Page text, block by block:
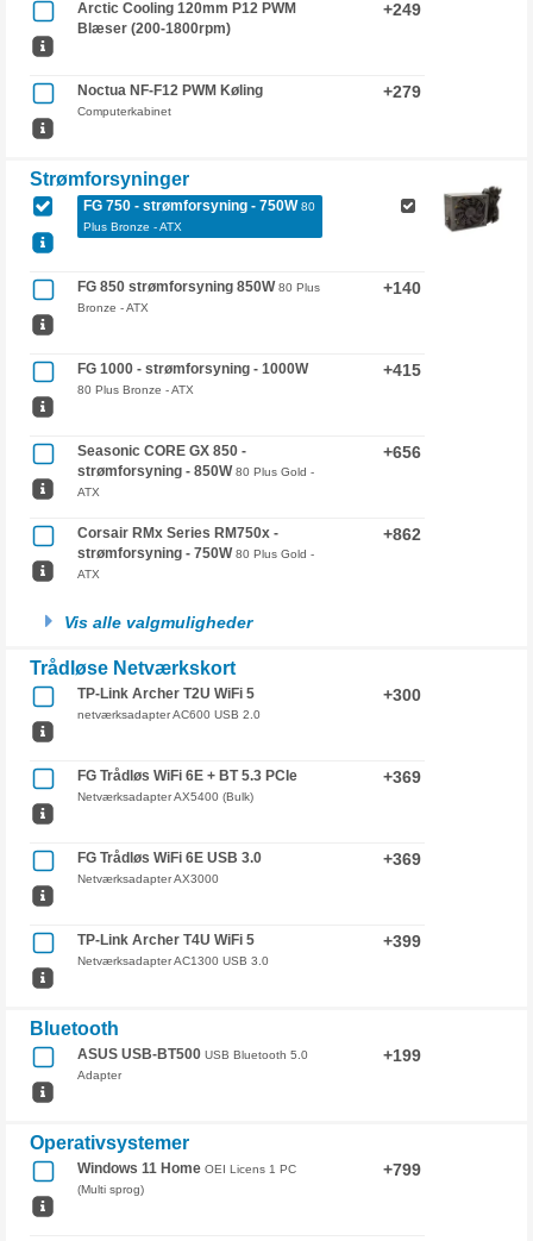
Arctic Cooling 120mm P12 PWM
Blæser (200-1800rpm)
+249
Noctua NF-F12 PWM Køling
Computerkabinet
+279
Strømforsyninger
FG 750 - strømforsyning - 750W80
Plus Bronze - ATX
FG 850 strømforsyning 850W80 Plus
Bronze - ATX
+140
FG 1000 - strømforsyning - 1000W
80 Plus Bronze - ATX
+415
Seasonic CORE GX 850 -
strømforsyning - 850W80 Plus Gold -
ATX
+656
Corsair RMx Series RM750x -
strømforsyning - 750W80 Plus Gold -
ATX
+862
Vis alle valgmuligheder
Trådløse Netværkskort
TP-Link Archer T2U WiFi 5
netværksadapter AC600 USB 2.0
+300
FG Trådløs WiFi 6E + BT 5.3 PCIe
Netværksadapter AX5400 (Bulk)
+369
FG Trådløs WiFi 6E USB 3.0
Netværksadapter AX3000
+369
TP-Link Archer T4U WiFi 5
Netværksadapter AC1300 USB 3.0
+399
Bluetooth
ASUS USB-BT500 USB Bluetooth 5.0
Adapter
+199
Operativsystemer
Windows 11 Home OEI Licens 1 PC
(Multi sprog)
+799